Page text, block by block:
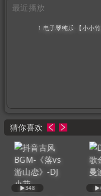
最近播放
1.电子琴纯乐-【小小
猜你喜欢
348